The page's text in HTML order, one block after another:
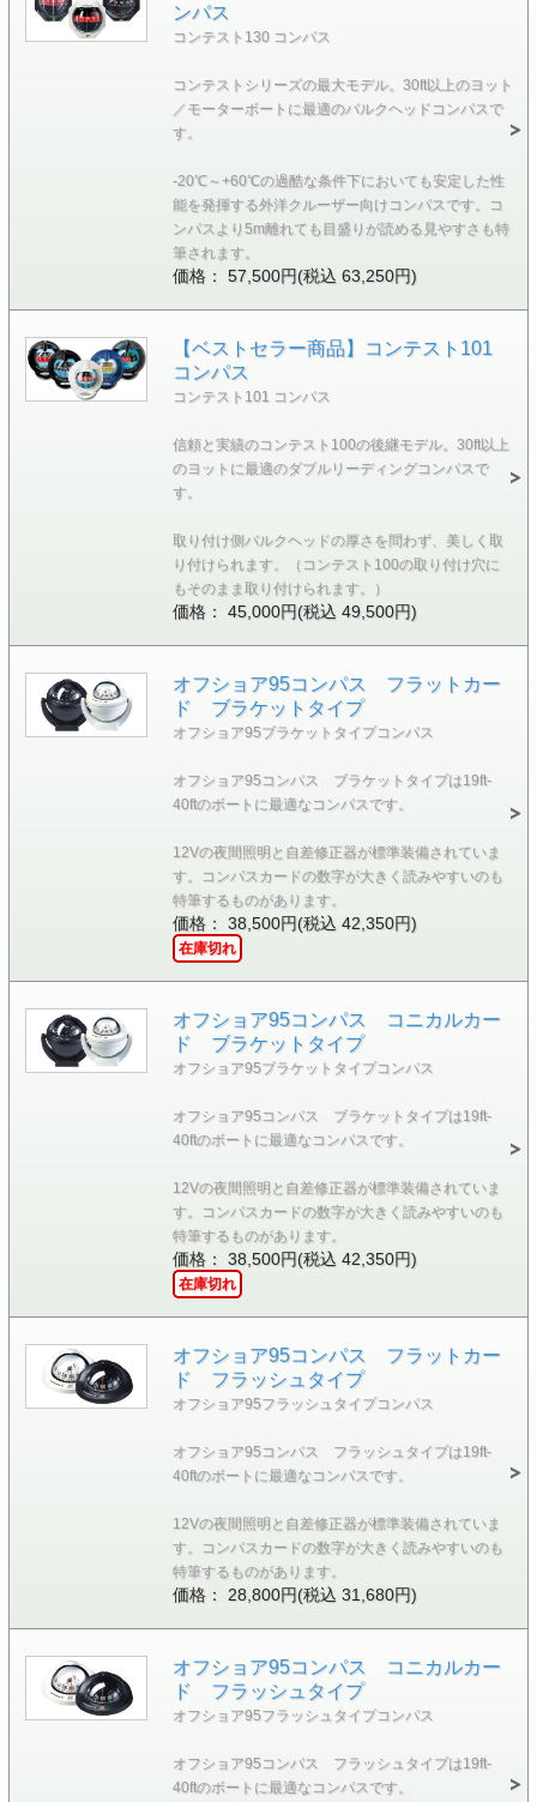
ンパス
コンテスト130 コンパス
コンテストシリーズの最大モデル。30ft以上のヨット
／モーターボートに最適のバルクヘッドコンパスで
す。
-20℃～+60℃の過酷な条件下においても安定した性
能を発揮する外洋クルーザー向けコンパスです。コ
ンパスより5m離れても目盛りが読める見やすさも特
筆されます。
価格： 57,500円(税込 63,250円)
【ベストセラー商品】コンテスト101
コンパス
コンテスト101 コンパス
信頼と実績のコンテスト100の後継モデル。30ft以上
のヨットに最適のダブルリーディングコンパスで
す。
取り付け側バルクヘッドの厚さを問わず、美しく取
り付けられます。（コンテスト100の取り付け穴に
もそのまま取り付けられます。）
価格： 45,000円(税込 49,500円)
オフショア95コンパス フラットカー
ド ブラケットタイプ
オフショア95ブラケットタイプコンパス
オフショア95コンパス ブラケットタイプは19ft-
40ftのボートに最適なコンパスです。
12Vの夜間照明と自差修正器が標準装備されていま
す。コンパスカードの数字が大きく読みやすいのも
特筆するものがあります。
価格： 38,500円(税込 42,350円)
在庫切れ
オフショア95コンパス コニカルカー
ド ブラケットタイプ
オフショア95ブラケットタイプコンパス
オフショア95コンパス ブラケットタイプは19ft-
40ftのボートに最適なコンパスです。
12Vの夜間照明と自差修正器が標準装備されていま
す。コンパスカードの数字が大きく読みやすいのも
特筆するものがあります。
価格： 38,500円(税込 42,350円)
在庫切れ
オフショア95コンパス フラットカー
ド フラッシュタイプ
オフショア95フラッシュタイプコンパス
オフショア95コンパス フラッシュタイプは19ft-
40ftのボートに最適なコンパスです。
12Vの夜間照明と自差修正器が標準装備されていま
す。コンパスカードの数字が大きく読みやすいのも
特筆するものがあります。
価格： 28,800円(税込 31,680円)
オフショア95コンパス コニカルカー
ド フラッシュタイプ
オフショア95フラッシュタイプコンパス
オフショア95コンパス フラッシュタイプは19ft-
40ftのボートに最適なコンパスです。